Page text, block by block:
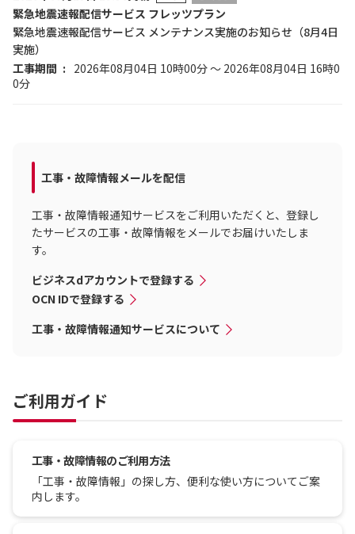
緊急地震速報配信サービス フレッツプラン
緊急地震速報配信サービス メンテナンス実施のお知らせ（8月4日
実施）
工事期間
2026年08月04日 10時00分 ～ 2026年08月04日 16時0
0分
工事・故障情報メールを配信
工事・故障情報通知サービスをご利用いただくと、登録し
たサービスの工事・故障情報をメールでお届けいたしま
す。
ビジネスdアカウントで登録する
OCN IDで登録する
工事・故障情報通知サービスについて
ご利用ガイド
工事・故障情報のご利用方法
「工事・故障情報」の探し方、便利な使い方についてご案
内します。